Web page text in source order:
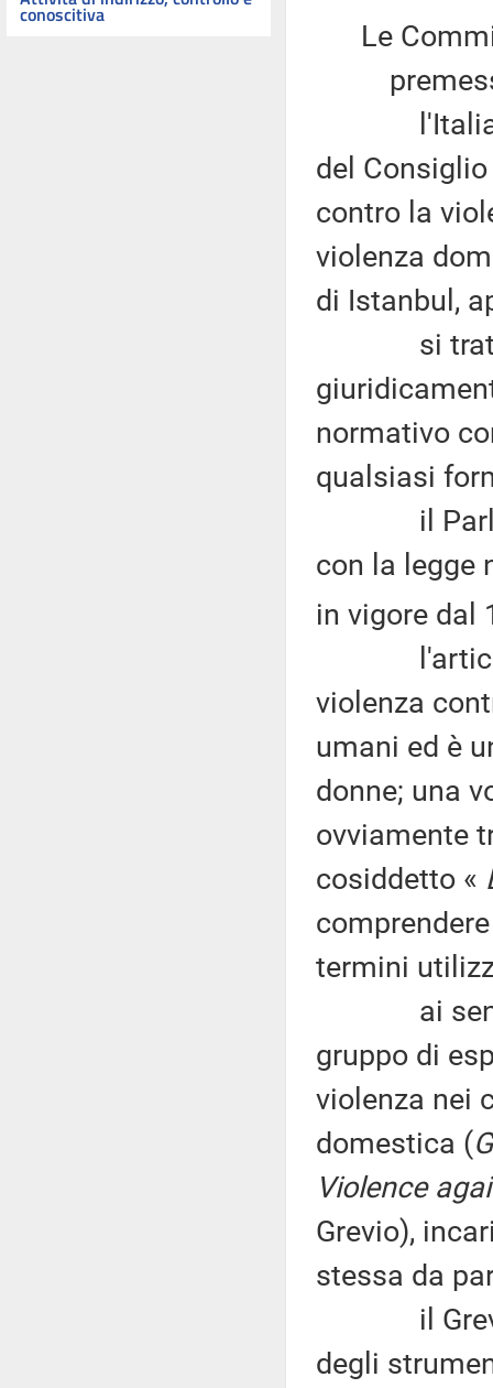
conoscitiva
Le
l'Italia ha
del
contro la
violenza
di Istanbul,
si tratta
normativo
qualsiasi
il
con la legge
in vigore dal
l'articolo
violenza
umani ed è
donne; una
ovviamente
cosiddetto «
termini
ai sensi
gruppo di
violenza nei
domestica (
Violence
Grevio),
stessa da
il Grevio
degli